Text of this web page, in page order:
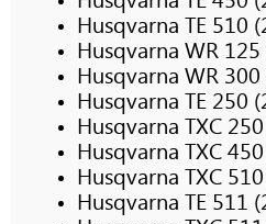
Husqvarna TE 510
Husqvarna WR
Husqvarna WR
Husqvarna TE 250
Husqvarna TXC
Husqvarna TXC
Husqvarna TXC
Husqvarna TE 511